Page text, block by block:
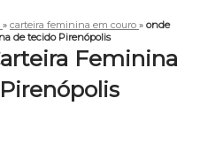
» carteira feminina em couro » onde
de tecido Pirenópolis
Feminina